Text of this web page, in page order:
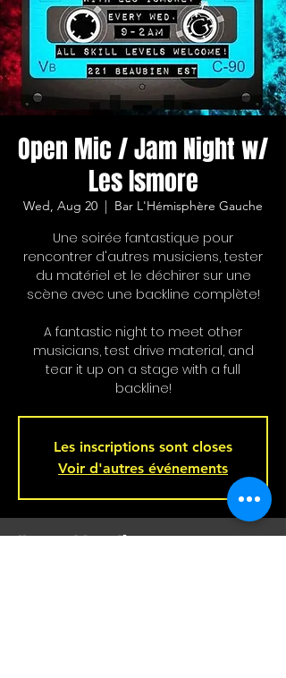
Open Mic / Jam Night w/
Les Ismore
Wed, Aug 20 Bar L'Hémisphère Gauche
Une soirée fantastique pour
rencontrer d'autres musiciens, tester
du matériel et le déchirer sur une
scène avec une backline complète!
A fantastic night to meet other
musicians, test drive material, and
tear it up on a stage with a full
backline!
Les inscriptions sont closes
Voir d'autres événements
Heure et Location